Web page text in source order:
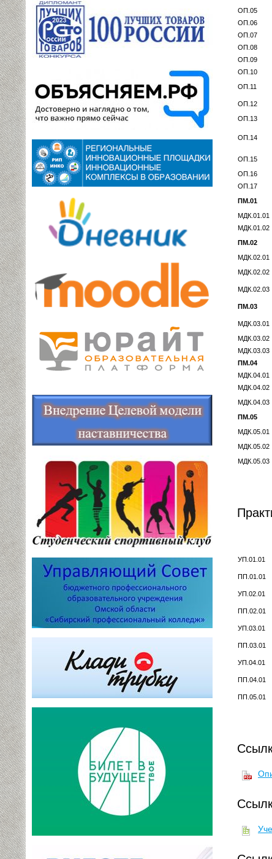
ОП.05
ОП.06
ОП.07
ОП.08
ОП.09
ОП.10
ОП.11
ОП.12
ОП.13
ОП.14
ОП.15
ОП.16
ОП.17
ПМ.01
МДК.01.01
МДК.01.02
ПМ.02
МДК.02.01
МДК.02.02
МДК.02.03
ПМ.03
МДК.03.01
МДК.03.02
МДК.03.03
ПМ.04
МДК.04.01
МДК.04.02
МДК.04.03
ПМ.05
МДК.05.01
МДК.05.02
МДК.05.03
УП.01.01
ПП.01.01
УП.02.01
ПП.02.01
УП.03.01
ПП.03.01
УП.04.01
ПП.04.01
ПП.05.01